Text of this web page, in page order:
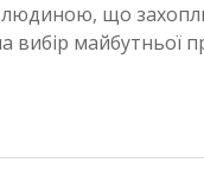
що
майбутньої